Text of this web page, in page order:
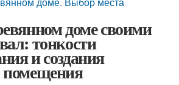
доме своими
тонкости
и создания
помещения